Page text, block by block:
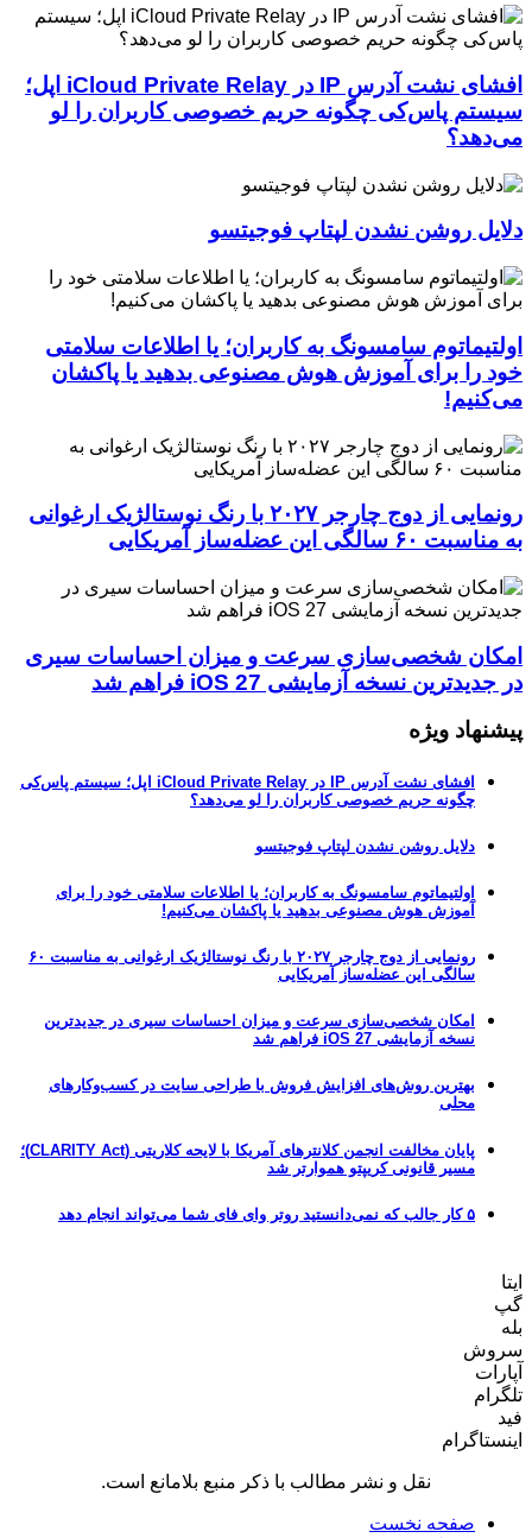
افشای نشت آدرس IP در iCloud Private Relay اپل؛
سیستم پاس‌کی چگونه حریم خصوصی کاربران را لو
می‌دهد؟
دلایل روشن نشدن لپتاپ فوجیتسو
اولتیماتوم سامسونگ به کاربران؛ یا اطلاعات سلامتی
خود را برای آموزش هوش مصنوعی بدهید یا پاکشان
می‌کنیم!
رونمایی از دوج چارجر ۲۰۲۷ با رنگ نوستالژیک ارغوانی
به مناسبت ۶۰ سالگی این عضله‌ساز آمریکایی
امکان شخصی‌سازی سرعت و میزان احساسات سیری
در جدیدترین نسخه آزمایشی iOS 27 فراهم شد
پیشنهاد ویژه
افشای نشت آدرس IP در iCloud Private Relay اپل؛ سیستم پاس‌کی
چگونه حریم خصوصی کاربران را لو می‌دهد؟
دلایل روشن نشدن لپتاپ فوجیتسو
اولتیماتوم سامسونگ به کاربران؛ یا اطلاعات سلامتی خود را برای
آموزش هوش مصنوعی بدهید یا پاکشان می‌کنیم!
رونمایی از دوج چارجر ۲۰۲۷ با رنگ نوستالژیک ارغوانی به مناسبت ۶۰
سالگی این عضله‌ساز آمریکایی
امکان شخصی‌سازی سرعت و میزان احساسات سیری در جدیدترین
نسخه آزمایشی iOS 27 فراهم شد
بهترین روش‌های افزایش فروش با طراحی سایت در کسب‌وکارهای
محلی
پایان مخالفت انجمن کلانترهای آمریکا با لایحه کلاریتی (CLARITY Act)؛
مسیر قانونی کریپتو هموارتر شد
۵ کار جالب که نمی‌دانستید روتر وای فای شما می‌تواند انجام دهد
ایتا
گپ
بله
سروش
آپارات
تلگرام
فید
اینستاگرام
نقل و نشر مطالب با ذکر منبع بلامانع است.
صفحه نخست